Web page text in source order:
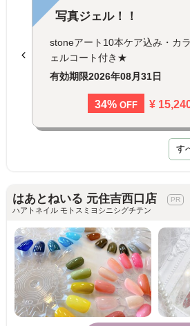
写真ジェル！！
stoneアート10本ケア込み・カ
ェルコート付き★
有効期限2026年08月31日
34% OFF ¥
す
はあとねいる 元住吉西口店
ハアトネイル モトスミヨシニシグチテン